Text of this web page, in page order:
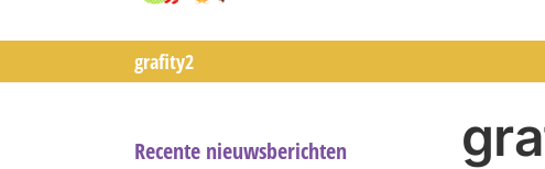
grafity2
Recente nieuwsberichten